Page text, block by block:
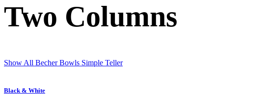
Two Columns
Show All Becher Bowls Simple Teller
Black & White